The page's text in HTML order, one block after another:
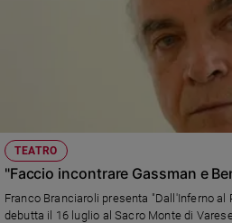
TEATRO
"Faccio incontrare Gassman e
Franco Branciaroli presenta "Dall'Inferno al
debutta il 16 luglio al Sacro Monte di